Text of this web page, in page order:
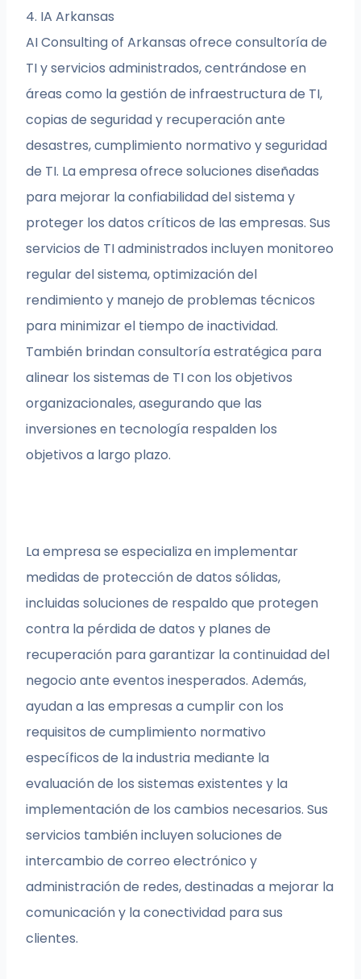
4. IA Arkansas
AI Consulting of Arkansas ofrece consultoría de
TI y servicios administrados, centrándose en
áreas como la gestión de infraestructura de TI,
copias de seguridad y recuperación ante
desastres, cumplimiento normativo y seguridad
de TI. La empresa ofrece soluciones diseñadas
para mejorar la confiabilidad del sistema y
proteger los datos críticos de las empresas. Sus
servicios de TI administrados incluyen monitoreo
regular del sistema, optimización del
rendimiento y manejo de problemas técnicos
para minimizar el tiempo de inactividad.
También brindan consultoría estratégica para
alinear los sistemas de TI con los objetivos
organizacionales, asegurando que las
inversiones en tecnología respalden los
objetivos a largo plazo.
La empresa se especializa en implementar
medidas de protección de datos sólidas,
incluidas soluciones de respaldo que protegen
contra la pérdida de datos y planes de
recuperación para garantizar la continuidad del
negocio ante eventos inesperados. Además,
ayudan a las empresas a cumplir con los
requisitos de cumplimiento normativo
específicos de la industria mediante la
evaluación de los sistemas existentes y la
implementación de los cambios necesarios. Sus
servicios también incluyen soluciones de
intercambio de correo electrónico y
administración de redes, destinadas a mejorar la
comunicación y la conectividad para sus
clientes.